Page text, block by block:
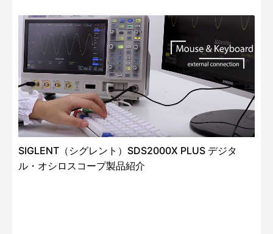
SIGLENT（シグレント）SDS2000X PLUS デジタ
ル・オシロスコープ製品紹介